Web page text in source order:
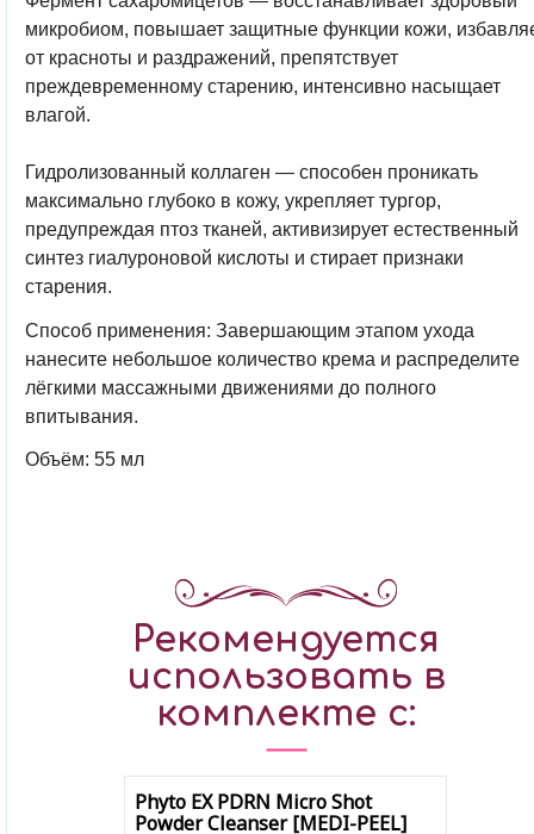
микробиом, повышает защитные функции кожи,
от красноты и раздражений, препятствует
преждевременному старению, интенсивно насыщает
влагой.
Гидролизованный коллаген — способен проникать
максимально глубоко в кожу, укрепляет тургор,
предупреждая птоз тканей, активизирует естественный
синтез гиалуроновой кислоты и стирает признаки
старения.
Способ применения: Завершающим этапом ухода
нанесите небольшое количество крема и распределите
лёгкими массажными движениями до полного
впитывания.
Объём: 55 мл
Рекомендуется
использовать в
комплекте с:
Phyto EX PDRN Micro Shot
Powder Cleanser [MEDI-PEEL]